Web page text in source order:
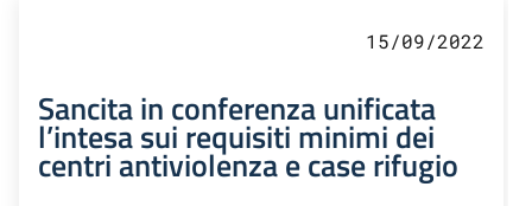
15/09/2022
Sancita in conferenza unificata
l’intesa sui requisiti minimi dei
centri antiviolenza e case rifugio